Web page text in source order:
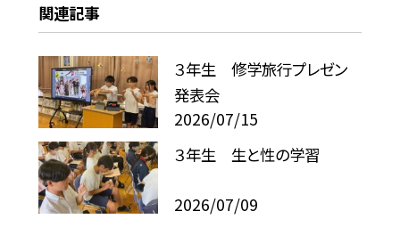
関連記事
３年生 修学旅行プレゼン
発表会
2026/07/15
３年生 生と性の学習
2026/07/09